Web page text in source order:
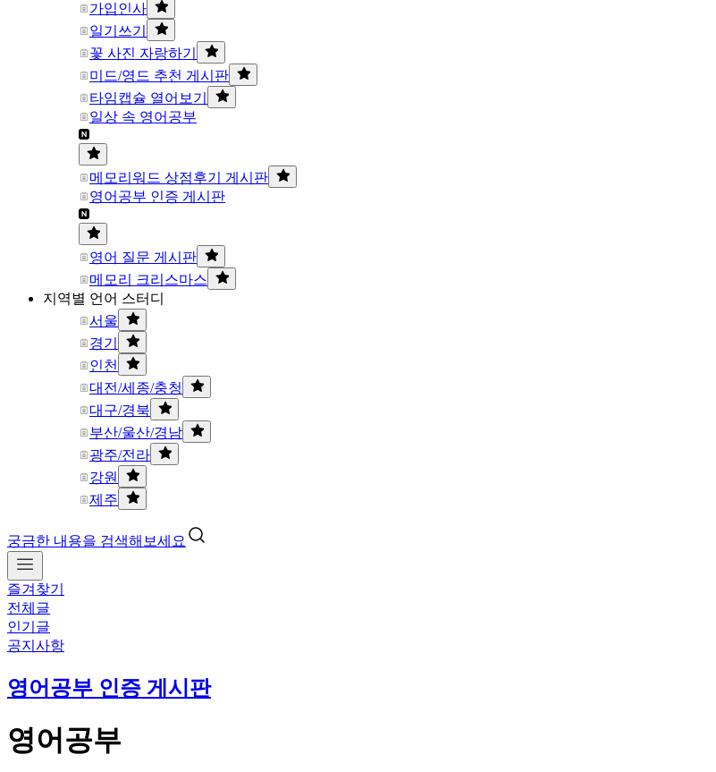
가입인사
일기쓰기
꽃 사진 자랑하기
미드/영드 추천 게시판
타임캡슐 열어보기
일상 속 영어공부
메모리워드 상점후기 게시판
영어공부 인증 게시판
영어 질문 게시판
메모리 크리스마스
지역별 언어 스터디
서울
경기
인천
대전/세종/충청
대구/경북
부산/울산/경남
광주/전라
강원
제주
궁금한 내용을 검색해보세요
즐겨찾기
전체글
인기글
공지사항
영어공부 인증 게시판
영어공부